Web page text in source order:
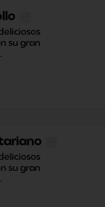
su gran
su gran